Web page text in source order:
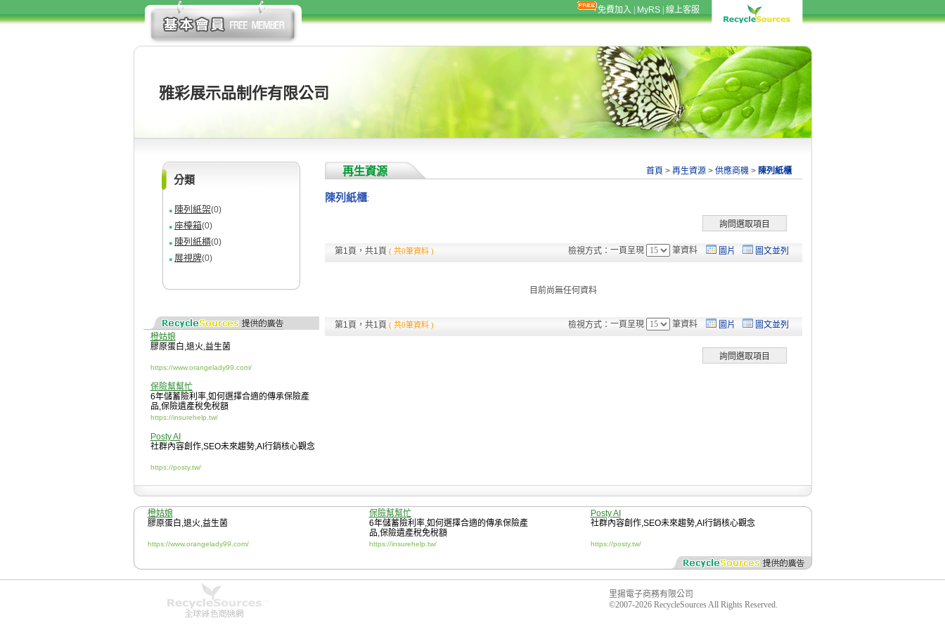
免費加入 MyRS| 線上客服
雅彩展示品制作有限公司
分類
陳列紙架(0)
座檯箱(0)
陳列紙櫃(0)
展視牌(0)
橙姑娘
膠原蛋白 ,退火,益生菌
https://www.orangelady99.com/
保險幫幫忙
6年儲蓄險利率,如何選擇合適的傳承保險產
品,保險遺產稅免稅額
https://insurehelp.tw/
Posty AI
社群內容創作,SEO未來趨勢,AI行銷核心觀念
https://posty.tw/
再生資源 首頁 > 再生資源> 供應商機> 陳列紙櫃
陳列紙櫃:
第1頁，共1頁 ( 共0筆資料 ) 檢視方式： 一頁呈現 筆資料 圖片 圖文並列
目前尚無任何資料
第1頁，共1頁 ( 共0筆資料 ) 檢視方式： 一頁呈現 筆資料 圖片 圖文並列
橙姑娘
膠原蛋白 ,退火,益生菌
https://www.orangelady99.com/
保險幫幫忙
6年儲蓄險利率,如何選擇合適的傳承保險產
品,保險遺產稅免稅額
https://insurehelp.tw/
Posty AI
社群內容創作,SEO未來趨勢,AI行銷核心觀念
https://posty.tw/
里揚電子商務有限公司
©2007-2026 RecycleSources All Rights Reserved.